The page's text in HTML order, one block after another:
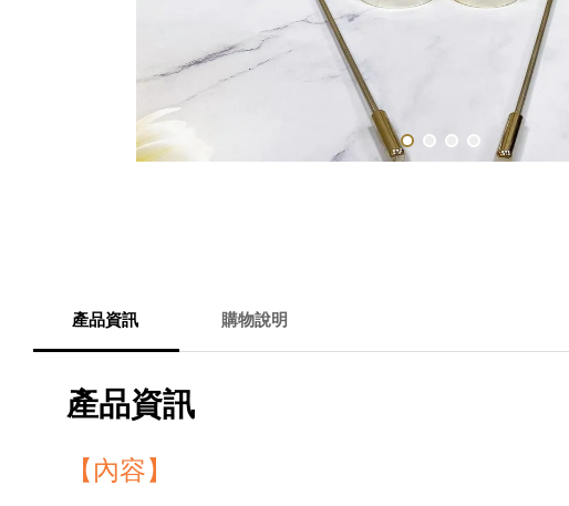
產品資訊 購物說明
產品資訊
【內容】